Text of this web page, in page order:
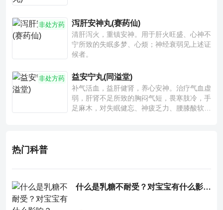
非处方药 泻肝安神丸(赛药仙)
清肝泻火，重镇安神。用于肝火旺盛、心神不
宁所致的失眠多梦、心烦；神经衰弱见上述证
候者。
非处方药 益安宁丸(同溢堂)
补气活血，益肝健肾，养心安神。治疗气血虚
弱，肝肾不足所致的胸闷气短，畏寒肢冷，手
足麻木，对失眠健忘、神疲乏力、腰膝酸软也
热门科普
什么是乳糖不耐受？对宝宝有什么影响？